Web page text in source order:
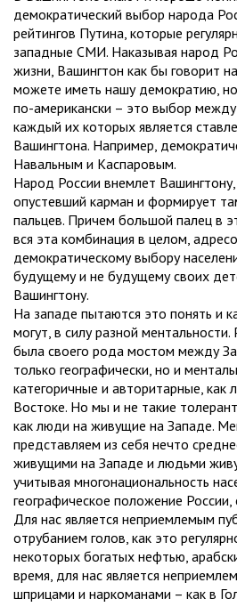
демократический выбор народа
рейтингов Путина, которые
западные СМИ. Наказывая народ
жизни, Вашингтон как бы говорит
можете иметь нашу демократию,
по-американски – это выбор
каждый их которых является
Вашингтона. Например,
Навальным и Каспаровым.
Народ России внемлет Вашингтону,
опустевший карман и формирует
пальцев. Причем большой палец в
вся эта комбинация в целом,
демократическому выбору
будущему и не будущему своих
Вашингтону.
На западе пытаются это понять и
могут, в силу разной ментальности.
была своего рода мостом между
только географически, но и
категоричные и авторитарные,
Востоке. Но мы и не такие
как люди на живущие на Западе.
представляем из себя нечто
живущими на Западе и людьми
учитывая многонациональность
географическое положение
Для нас является неприемлемым
отрубанием голов, как это
некоторых богатых нефтью,
время, для нас является
шприцами и наркоманами – как в